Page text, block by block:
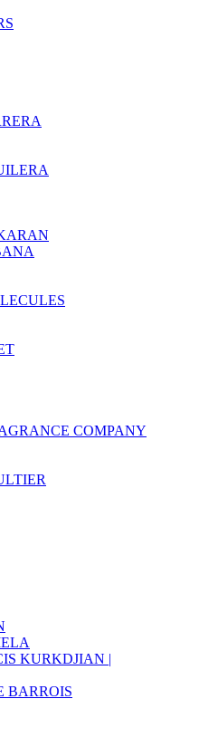
COMPANY
KURKDJIAN |
BARROIS